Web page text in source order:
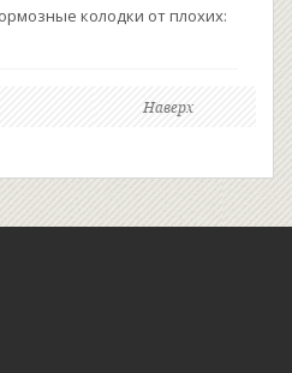
колодки от плохих:
Наверх